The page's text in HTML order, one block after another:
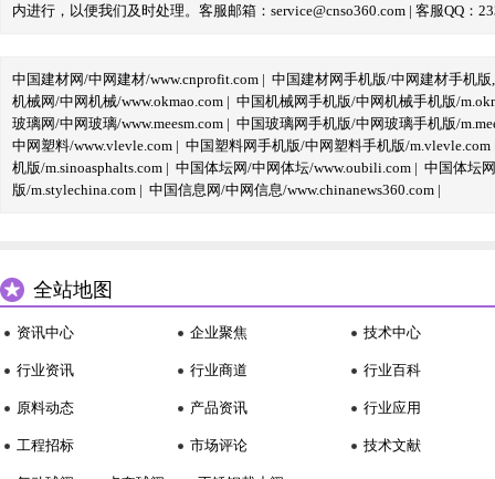
内进行，以便我们及时处理。客服邮箱：service@cnso360.com | 客服QQ：
中国建材网/中网建材/www.cnprofit.com | 中国建材网手机版/中网建材手机版
机械网/中网机械/www.okmao.com | 中国机械网手机版/中网机械手机版/
玻璃网/中网玻璃/www.meesm.com | 中国玻璃网手机版/中网玻璃手机版/
中网塑料/www.vlevle.com | 中国塑料网手机版/中网塑料手机版/m.vlevle.com
机版/m.sinoasphalts.com | 中国体坛网/中网体坛/www.oubili.com | 中国体坛
版/m.stylechina.com | 中国信息网/中网信息/www.chinanews360.com |
全站地图
资讯中心
行业资讯
原料动态
工程招标
企业聚焦
行业商道
产品资讯
市场评论
技术中心
行业百科
行业应用
技术文献